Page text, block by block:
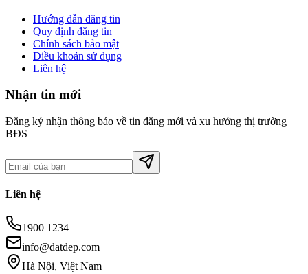
Hướng dẫn đăng tin
Quy định đăng tin
Chính sách bảo mật
Điều khoản sử dụng
Liên hệ
Nhận tin mới
Đăng ký nhận thông báo về tin đăng mới và xu hướng thị trường
BĐS
Liên hệ
1900 1234
info@datdep.com
Hà Nội, Việt Nam